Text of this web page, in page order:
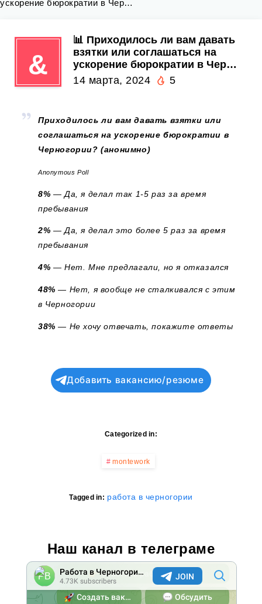
ускорение бюрократии в Чер…
&
📊 Приходилось ли вам давать
взятки или соглашаться на
ускорение бюрократии в Чер…
14 марта, 2024
5
Приходилось ли вам давать взятки или
соглашаться на ускорение бюрократии в
Черногории? (анонимно)
Anonymous Poll
8% — Да, я делал так 1-5 раз за время
пребывания
2% — Да, я делал это более 5 раз за время
пребывания
4% — Нет. Мне предлагали, но я отказался
48% — Нет, я вообще не сталкивался с этим
в Черногории
38% — Не хочу отвечать, покажите ответы
Добавить вакансию/резюме
Categorized in:
montework
Tagged in: работа в черногории
Наш канал в телеграме